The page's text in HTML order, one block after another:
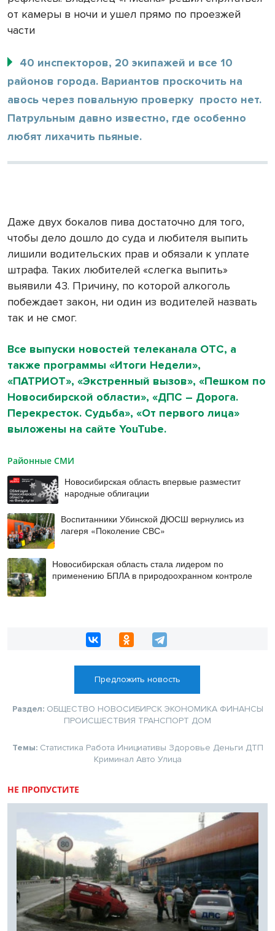
от камеры в ночи и ушел прямо по проезжей
части
40 инспекторов, 20 экипажей и все 10
районов города. Вариантов проскочить на
авось через повальную проверку просто нет.
Патрульным давно известно, где особенно
любят лихачить пьяные.
Даже двух бокалов пива достаточно для того,
чтобы дело дошло до суда и любителя выпить
лишили водительских прав и обязали к уплате
штрафа. Таких любителей «слегка выпить»
выявили 43. Причину, по которой алкоголь
побеждает закон, ни один из водителей назвать
так и не смог.
Все выпуски новостей телеканала ОТС, а
также программы «Итоги Недели»,
«ПАТРИОТ», «Экстренный вызов», «Пешком по
Новосибирской области», «ДПС – Дорога.
Перекресток. Судьба», «От первого лица»
выложены на сайте YouTube.
Районные СМИ
Новосибирская область впервые разместит
народные облигации
Воспитанники Убинской ДЮСШ вернулись из
лагеря «Поколение СВС»
Новосибирская область стала лидером по
применению БПЛА в природоохранном контроле
Предложить новость
Раздел: ОБЩЕСТВО НОВОСИБИРСК ЭКОНОМИКА ФИНАНСЫ
ПРОИСШЕСТВИЯ ТРАНСПОРТ ДОМ
Темы: Статистика Работа Инициативы Здоровье Деньги ДТП
Криминал Авто Улица
НЕ ПРОПУСТИТЕ